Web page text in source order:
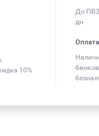
10%
До
дн.
Оплата